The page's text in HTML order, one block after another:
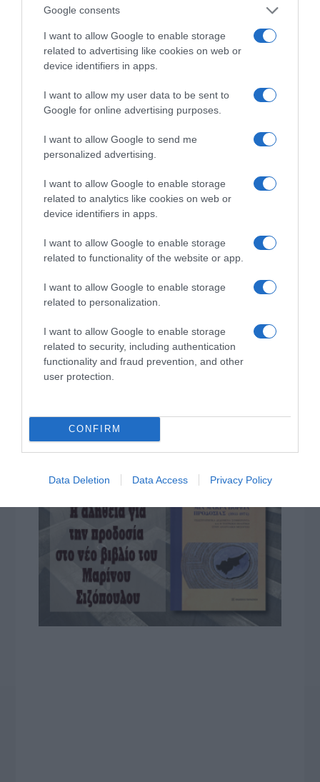
Google consents
I want to allow Google to enable storage
related to advertising like cookies on web or
device identifiers in apps.
I want to allow my user data to be sent to
Google for online advertising purposes.
I want to allow Google to send me
personalized advertising.
I want to allow Google to enable storage
related to analytics like cookies on web or
device identifiers in apps.
I want to allow Google to enable storage
related to functionality of the website or app.
I want to allow Google to enable storage
related to personalization.
I want to allow Google to enable storage
related to security, including authentication
functionality and fraud prevention, and other
user protection.
CONFIRM
Data Deletion Data Access Privacy Policy
ΔΙΑΒΑΣΤΕ ΚΑΙ ΤΑ ΠΑΡΑΚΑΤΩ
Ο καιρός των επομένων ημερών: Κανονικός
Αύγουστος με δυνατούς βοριάδες και σταδιακή
άνοδο της θερμοκρασίας
LIVE: Η Θεία Λειτουργία της Μεταμορφώσεως του
Σωτήρος
Ορθόδοξοι υπάρχουν και στα Βαλκάνια, κύριοι του
ΥΠΕΞ!
Μεταμόρφωση του Σωτήρος: Τα έθιμα, ο
συμβολισμός και η αλλαγή του καιρού
Ήλιος και μάτια: Ο αόρατος κίνδυνος του
καλοκαιριού για την όραση
ΤΟ ΒΙΒΛΙΟ ΣΤΟ “Π”